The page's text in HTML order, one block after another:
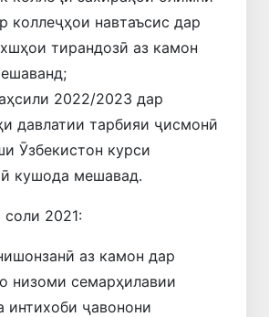
коллеҷҳои навтаъсис дар
тирандозӣ аз камон
2022/2023 дар
давлатии тарбияи ҷисмонӣ
Ӯзбекистон курси
кушода мешавад.
соли 2021:
аз камон дар
низоми семарҳилавии
интихоби ҷавонони